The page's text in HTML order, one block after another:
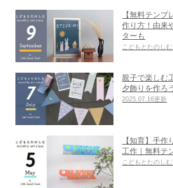
【無料テン
作り方！由来
ターも
こどもとたのし
親子で楽しむ
夕飾りを作ろ
2025.07.16更新
【知育】手
工作｜無料テ
こどもとたのし